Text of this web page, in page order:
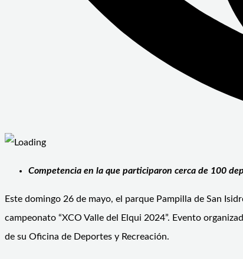
Competencia en la que participaron cerca de 100
Este domingo 26 de mayo, el parque Pampilla de San
campeonato “XCO Valle del Elqui 2024”. Evento
de su Oficina de Deportes y Recreación.